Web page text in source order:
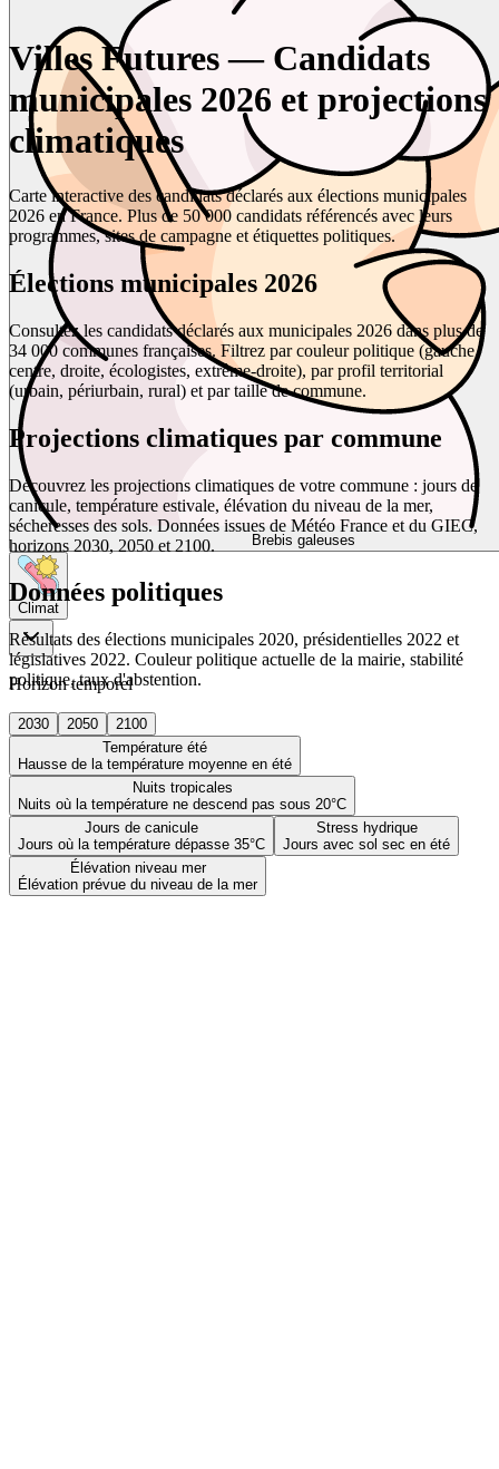
Brebis galeuses
Climat
Horizon temporel
2030 2050
2100
Température été
Hausse de la température moyenne en été
Nuits tropicales
Nuits où la température ne descend pas sous 20°C
Jours de canicule
Jours où la température dépasse 35°C
Stress hydrique
Jours avec sol sec en été
Élévation niveau mer
Élévation prévue du niveau de la mer
Villes Futures — Candidats
municipales 2026 et projections
climatiques
Carte interactive des candidats déclarés aux élections municipales
2026 en France. Plus de 50 000 candidats référencés avec leurs
programmes, sites de campagne et étiquettes politiques.
Élections municipales 2026
Consultez les candidats déclarés aux municipales 2026 dans plus de
34 000 communes françaises. Filtrez par couleur politique (gauche,
centre, droite, écologistes, extrême-droite), par profil territorial
(urbain, périurbain, rural) et par taille de commune.
Projections climatiques par commune
Découvrez les projections climatiques de votre commune : jours de
canicule, température estivale, élévation du niveau de la mer,
sécheresses des sols. Données issues de Météo France et du GIEC,
horizons 2030, 2050 et 2100.
Données politiques
Résultats des élections municipales 2020, présidentielles 2022 et
législatives 2022. Couleur politique actuelle de la mairie, stabilité
politique, taux d'abstention.